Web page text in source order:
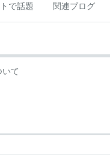
で話題 関連ブログ
て